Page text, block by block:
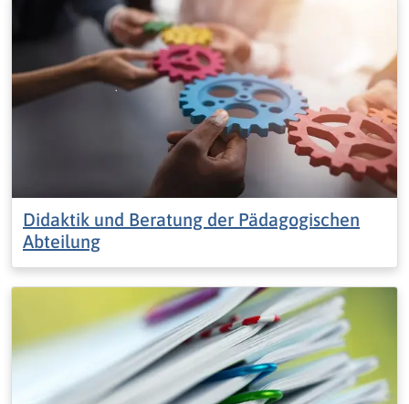
Didaktik und Beratung der Pädagogischen
Abteilung